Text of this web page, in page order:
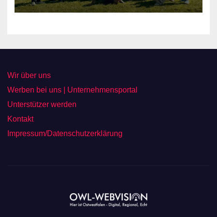
Wir über uns
Werben bei uns | Unternehmensportal
Unterstützer werden
Kontakt
Impressum/Datenschutzerklärung